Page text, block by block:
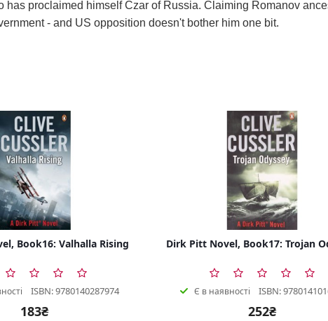
has proclaimed himself Czar of Russia. Claiming Romanov
- and US opposition doesn't bother him one bit.
Book16: Valhalla Rising
ISBN: 9780140287974
183₴
Dirk Pitt Novel, Book17: Trojan
Є в наявності ISBN:
252₴